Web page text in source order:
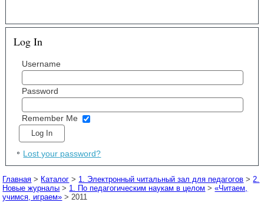
Log In
Username
Password
Remember Me
Lost your password?
Главная > Каталог > 1. Электронный читальный зал для педагогов > 2.
Новые журналы > 1. По педагогическим наукам в целом >«Читаем,
учимся, играем» > 2011